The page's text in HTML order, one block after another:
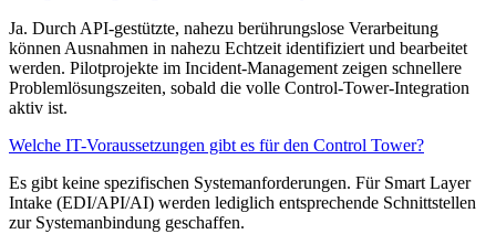
Ja. Durch API-gestützte, nahezu berührungslose Verarbeitung
können Ausnahmen in nahezu Echtzeit identifiziert und bearbeitet
werden. Pilotprojekte im Incident-Management zeigen schnellere
Problemlösungszeiten, sobald die volle Control-Tower-Integration
aktiv ist.
Welche IT-Voraussetzungen gibt es für den Control Tower?
Es gibt keine spezifischen Systemanforderungen. Für Smart Layer
Intake (EDI/API/AI) werden lediglich entsprechende Schnittstellen
zur Systemanbindung geschaffen.